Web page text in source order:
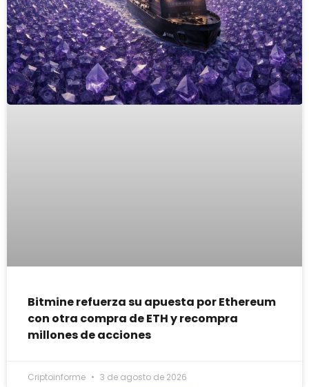
Bitmine refuerza su apuesta por Ethereum
con otra compra de ETH y recompra
millones de acciones
Criptoinforme 3 de agosto de 2026